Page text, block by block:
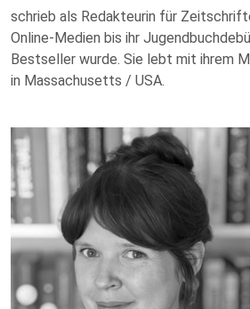
schrieb als Redakteurin für
Online-Medien bis ihr
Bestseller wurde. Sie lebt mit ihrem
in Massachusetts / USA.